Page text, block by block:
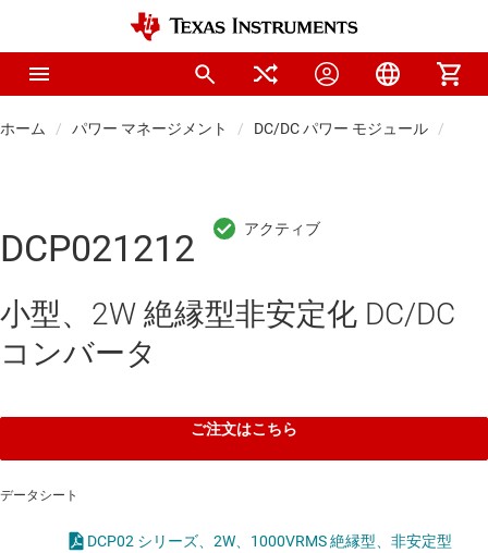
ホーム パワー マネージメント DC/DC パワー モジュール
DCP021212
小型、2W 絶縁型非安定化 DC/DC
コンバータ
ご注文はこちら
データシート
DCP02 シリーズ、2W、1000VRMS 絶縁型、非安定型